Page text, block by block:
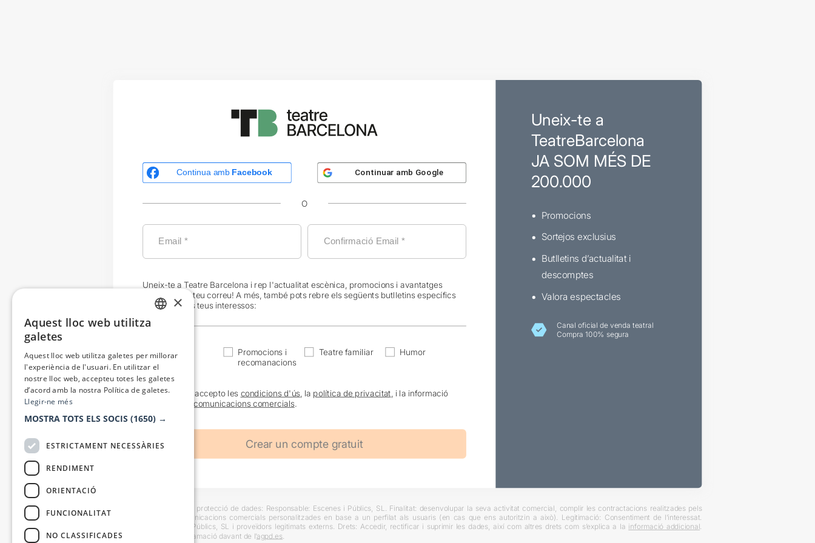
Continua amb Facebook Continuar amb Google
O
Uneix-te a Teatre Barcelona i rep l'actualitat escènica, promocions i avantatges
exclusives al teu correu! A més, també pots rebre els següents butlletins específics
en funció dels teus interessos:
Actualitat
Promocions i
recomanacions
Teatre familiar Humor
He llegit i accepto les condicions d'ús , la política de privacitat , i la informació
comunicacions comercials.
Uneix-te a
TeatreBarcelona
JA SOM MÉS DE
200.000
Promocions
Sortejos exclusius
Butlletins d’actualitat i
descomptes
Valora espectacles
Canal oficial de venda teatral
Compra 100% segura
Informació bàsica sobre protecció de dades: Responsable: Escenes i Públics, SL. Finalitat: desenvolupar la seva activitat comercial, complir les contractacions realitzades pels
usuaris i trametre comunicacions comercials personalitzades en base a un perfilat als usuaris (en cas que ens autoritzin a això). Legitimació: Consentiment de l’interessat.
Destinataris: Escenes i Públics, SL i proveïdors legitimats externs. Drets: Accedir, rectificar i suprimir les dades, així com altres drets com s’explica a la informació addicional
També es pot instar reclamació davant de l’agpd.es
×
Aquest lloc web utilitza
galetes
Aquest lloc web utilitza galetes per millorar
l'experiència de l'usuari. En utilitzar el
nostre lloc web, accepteu totes les galetes
d’acord amb la nostra Política de galetes.
Llegir-ne més
MOSTRA TOTS ELS SOCIS (1650) →
ESTRICTAMENT NECESSÀRIES
RENDIMENT
ORIENTACIÓ
FUNCIONALITAT
NO CLASSIFICADES